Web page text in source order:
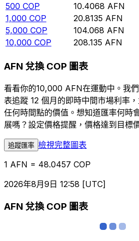
500 COP 10.4068 AFN
1,000 COP 20.8135 AFN
5,000 COP 104.068 AFN
10,000 COP 208.135 AFN
AFN 兌換 COP 圖表
看看你的10,000 AFN在運動中。我
表追蹤 12 個月的即時中間市場利率
任何時間點的價值。想知道匯率何時
展嗎？設定價格提醒，價格達到目標
追蹤匯率 檢視完整圖表
1 AFN = 48.0457 COP
2026年8月9日 12:58 [UTC]
AFN 兌換 COP 圖表